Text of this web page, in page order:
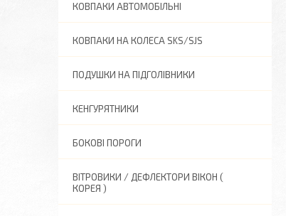
КОВПАКИ АВТОМОБІЛЬНІ
КОВПАКИ НА КОЛЕСА SKS/SJS
ПОДУШКИ НА ПІДГОЛІВНИКИ
КЕНГУРЯТНИКИ
БОКОВІ ПОРОГИ
ВІТРОВИКИ / ДЕФЛЕКТОРИ ВІКОН (
КОРЕЯ )